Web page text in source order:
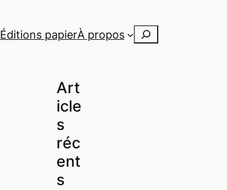
Éditions papierÀ propos Rechercher
Art
icle
s
réc
ent
s